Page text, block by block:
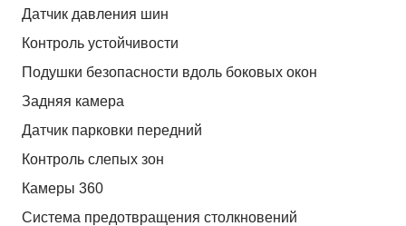
Датчик давления шин
Контроль устойчивости
Подушки безопасности вдоль боковых окон
Задняя камера
Датчик парковки передний
Контроль слепых зон
Камеры 360
Система предотвращения столкновений